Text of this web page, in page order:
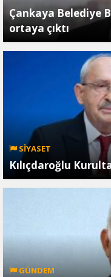
Çankaya Belediye
ortaya çıktı
SİYASET
Kılıçdaroğlu
GÜNDEM